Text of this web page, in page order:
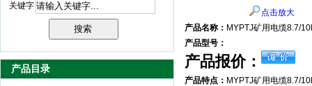
天津市电缆总厂橡塑电缆厂（天缆小猫集团）
关键字
产品目录
点击放大
产品名称： MYPTJ矿用电缆8.7/
产品型号：
产品报价：
产品特点： MYPTJ矿用电缆8.7/